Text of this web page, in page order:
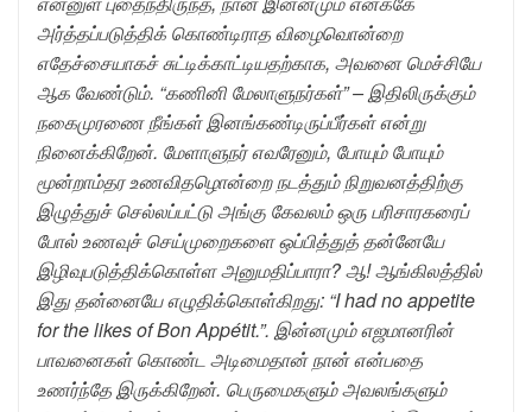
அர்த்தப்படுத்திக் கொண்டிராத விழைவொன்றை
எதேச்சையாகச் சுட்டிக்காட்டியதற்காக, அவனை மெச்சியே
ஆக வேண்டும். “கணினி மேலாளுநர்கள்” – இதிலிருக்கும்
நகைமுரணை நீங்கள் இனங்கண்டிருப்பீர்கள் என்று
நினைக்கிறேன். மேளாளுநர் எவரேனும், போயும் போயும்
மூன்றாம்தர உணவிதழொன்றை நடத்தும் நிறுவனத்திற்கு
இழுத்துச் செல்லப்பட்டு அங்கு கேவலம் ஒரு பரிசாரகரைப்
போல் உணவுச் செய்முறைகளை ஒப்பித்துத் தன்னேயே
இழிவுபடுத்திக்கொள்ள அனுமதிப்பாரா? ஆ! ஆங்கிலத்தில்
இது தன்னையே எழுதிக்கொள்கிறது: “I had no appetite
for the likes of Bon Appétit.”. இன்னமும் எஜமானரின்
பாவனைகள் கொண்ட அடிமைதான் நான் என்பதை
உணர்ந்தே இருக்கிறேன். பெருமைகளும் அவலங்களும்